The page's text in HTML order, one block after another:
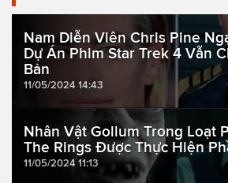
Nam Diễn Viên Chris Pine
Dự Án Phim Star Trek 4 Vẫn
Bản
11/05/2024 14:43
Nhân Vật Gollum Trong Loạt
The Rings Được Thực Hiện
11/05/2024 11:13